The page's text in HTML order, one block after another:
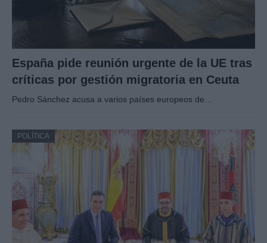
España pide reunión urgente de la UE tras
críticas por gestión migratoria en Ceuta
Pedro Sánchez acusa a varios países europeos de…
POLÍTICA